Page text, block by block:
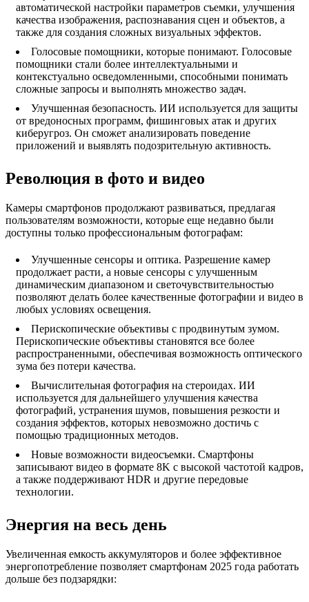
автоматической настройки параметров съемки, улучшения
качества изображения, распознавания сцен и объектов, а
также для создания сложных визуальных эффектов.
Голосовые помощники, которые понимают. Голосовые
помощники стали более интеллектуальными и
контекстуально осведомленными, способными понимать
сложные запросы и выполнять множество задач.
Улучшенная безопасность. ИИ используется для защиты
от вредоносных программ, фишинговых атак и других
киберугроз. Он сможет анализировать поведение
приложений и выявлять подозрительную активность.
Революция в фото и видео
Камеры смартфонов продолжают развиваться, предлагая
пользователям возможности, которые еще недавно были
доступны только профессиональным фотографам:
Улучшенные сенсоры и оптика. Разрешение камер
продолжает расти, а новые сенсоры с улучшенным
динамическим диапазоном и светочувствительностью
позволяют делать более качественные фотографии и видео в
любых условиях освещения.
Перископические объективы с продвинутым зумом.
Перископические объективы становятся все более
распространенными, обеспечивая возможность оптического
зума без потери качества.
Вычислительная фотография на стероидах. ИИ
используется для дальнейшего улучшения качества
фотографий, устранения шумов, повышения резкости и
создания эффектов, которых невозможно достичь с
помощью традиционных методов.
Новые возможности видеосъемки. Смартфоны
записывают видео в формате 8K с высокой частотой кадров,
а также поддерживают HDR и другие передовые
технологии.
Энергия на весь день
Увеличенная емкость аккумуляторов и более эффективное
энергопотребление позволяет смартфонам 2025 года работать
дольше без подзарядки: